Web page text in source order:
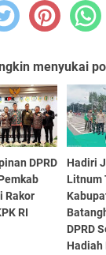
menyukai
DPRD
Rakor
RI
Hadiri
Litnum
DPRD
Hadiah